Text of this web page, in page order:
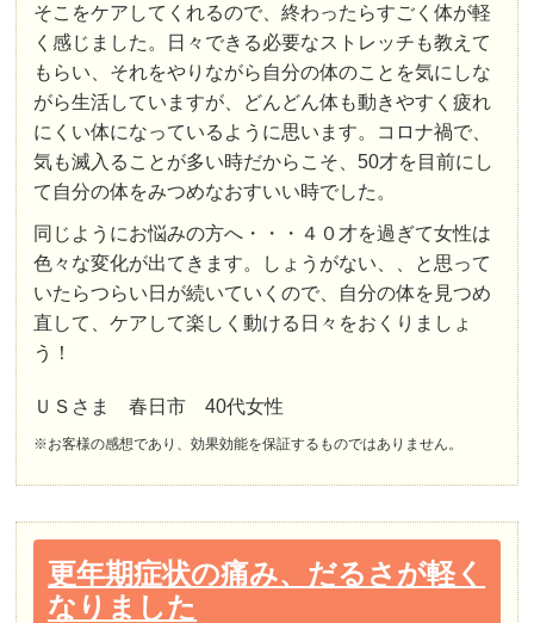
そこをケアしてくれるので、終わったらすごく体が軽
く感じました。日々できる必要なストレッチも教えて
もらい、それをやりながら自分の体のことを気にしな
がら生活していますが、どんどん体も動きやすく疲れ
にくい体になっているように思います。コロナ禍で、
気も滅入ることが多い時だからこそ、50才を目前にし
て自分の体をみつめなおすいい時でした。
同じようにお悩みの方へ・・・４０才を過ぎて女性は
色々な変化が出てきます。しょうがない、、と思って
いたらつらい日が続いていくので、自分の体を見つめ
直して、ケアして楽しく動ける日々をおくりましょ
う！
ＵＳさま 春日市 40代女性
※お客様の感想であり、効果効能を保証するものではありません。
更年期症状の痛み、だるさが軽く
なりました